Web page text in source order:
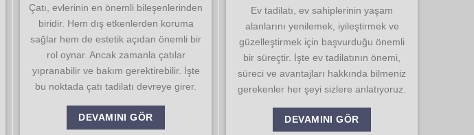
Çatı, evlerinin en önemli bileşenlerinden
biridir. Hem dış etkenlerden koruma
sağlar hem de estetik açıdan önemli bir
rol oynar. Ancak zamanla çatılar
yıpranabilir ve bakım gerektirebilir. İşte
bu noktada çatı tadilatı devreye girer.
DEVAMINI GÖR
Ev tadilatı, ev sahiplerinin yaşam
alanlarını yenilemek, iyileştirmek ve
güzelleştirmek için başvurduğu önemli
bir süreçtir. İşte ev tadilatının önemi,
süreci ve avantajları hakkında bilmeniz
gerekenler her şeyi sizlere anlatıyoruz.
DEVAMINI GÖR